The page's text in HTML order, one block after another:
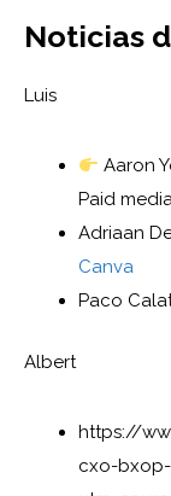
Noticias
Luis
Aaron
Paid
Adriaan
Canva
Paco
Albert
https://
cxo-bxop-